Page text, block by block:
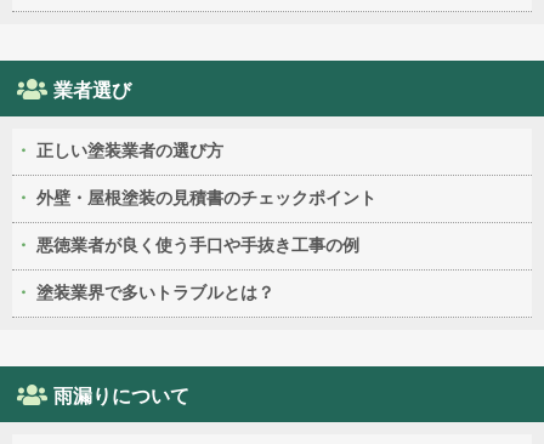
業者選び
正しい塗装業者の選び方
外壁・屋根塗装の見積書のチェックポイント
悪徳業者が良く使う手口や手抜き工事の例
塗装業界で多いトラブルとは？
雨漏りについて